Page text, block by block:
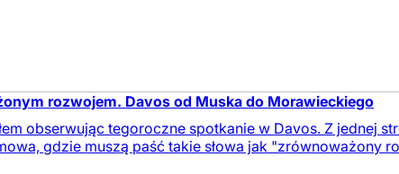
rozwojem. Davos od Muska do Morawieckiego
obserwując tegoroczne spotkanie w Davos. Z jednej
gdzie muszą paść takie słowa jak "zrównoważony